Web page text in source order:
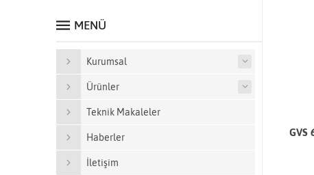
GVS
MENÜ
Kurumsal
Ürünler
Teknik Makaleler
Haberler
İletişim